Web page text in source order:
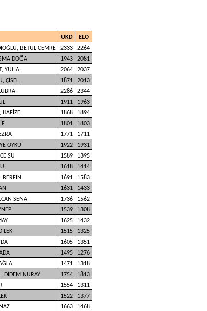
UKD
ELO
BETÜL CEMRE 2333
2264
DOĞA 1943
2081
YULIA 2064
2037
ÇİSEL 1871
2013
2286
2344
1911
1963
HAFİZE 1868
1894
1801
1803
1771
1711
ÖYKÜ 1922
1931
SU 1589
1395
1618
1414
BERFİN 1691
1583
1631
1433
SENA 1736
1562
1539
1308
1625
1432
1515
1325
1605
1351
1495
1276
1471
1318
DİDEM NURAY 1754
1813
1554
1311
1522
1377
1663 1468